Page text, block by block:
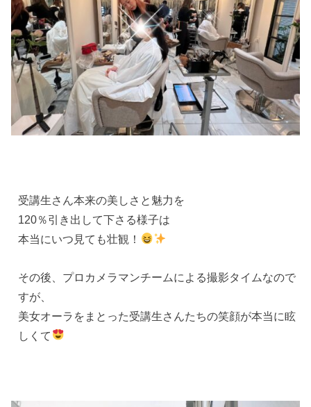
受講生さん本来の美しさと魅力を
120％引き出して下さる様子は
本当にいつ見ても壮観！
その後、プロカメラマンチームによる撮影タイムなので
すが、
美女オーラをまとった受講生さんたちの笑顔が本当に眩
しくて